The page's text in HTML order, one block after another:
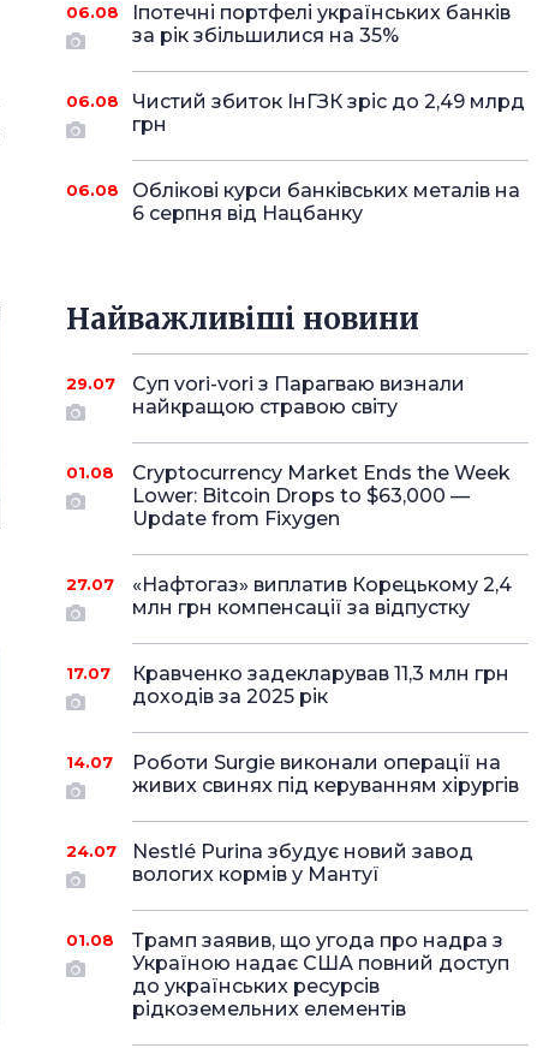
06.08
Іпотечні портфелі українських банків
за рік збільшилися на 35%
06.08
Чистий збиток ІнГЗК зріс до 2,49 млрд
грн
06.08
Облікові курси банківських металів на
6 серпня від Нацбанку
Найважливіші новини
29.07
Суп vori-vori з Парагваю визнали
найкращою стравою світу
01.08
Cryptocurrency Market Ends the Week
Lower: Bitcoin Drops to $63,000 —
Update from Fixygen
27.07
«Нафтогаз» виплатив Корецькому 2,4
млн грн компенсації за відпустку
17.07
Кравченко задекларував 11,3 млн грн
доходів за 2025 рік
14.07
Роботи Surgie виконали операції на
живих свинях під керуванням хірургів
24.07
Nestlé Purina збудує новий завод
вологих кормів у Мантуї
01.08
Трамп заявив, що угода про надра з
Україною надає США повний доступ
до українських ресурсів
рідкоземельних елементів